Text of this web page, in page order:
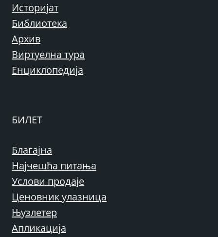
Историјат
Библиотека
Архив
Виртуелна тура
Енциклопедија
БИЛЕТ
Благајна
Најчешћа питања
Услови продаје
Ценовник улазница
Њузлетер
Апликација